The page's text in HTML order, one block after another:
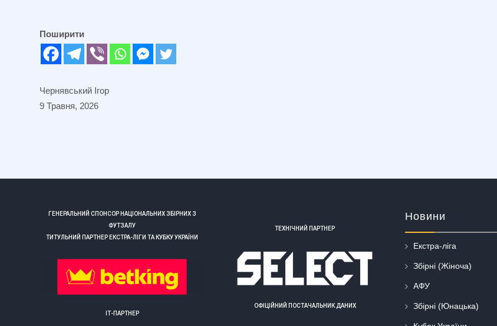
Поширити
Чернявський Ігор
9 Травня, 2026
ГЕНЕРАЛЬНИЙ СПОНСОР НАЦІОНАЛЬНИХ ЗБІРНИХ З
ФУТЗАЛУ
ТИТУЛЬНИЙ ПАРТНЕР ЕКСТРА-ЛІГИ ТА КУБКУ УКРАЇНИ
ІТ-ПАРТНЕР
ТЕХНІЧНИЙ ПАРТНЕР
ОФІЦІЙНИЙ ПОСТАЧАЛЬНИК ДАНИХ
Новини
Екстра-ліга
Збірні (Жіноча)
АФУ
Збірні (Юнацька)